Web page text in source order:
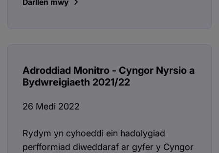
Darllen mwy
Adroddiad Monitro - Cyngor Nyrsio a
Bydwreigiaeth 2021/22
26 Medi 2022
Rydym yn cyhoeddi ein hadolygiad
perfformiad diweddaraf ar gyfer y Cyngor